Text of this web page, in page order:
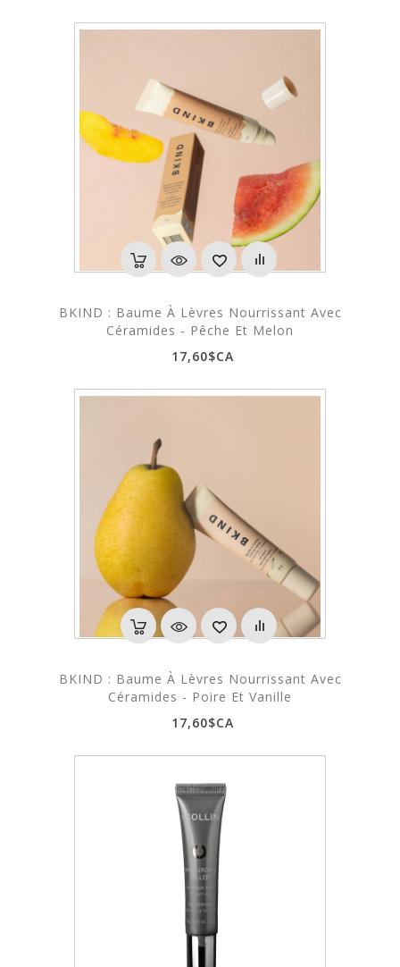
BKIND : Baume À Lèvres Nourrissant Avec
Céramides - Pêche Et Melon
17,60$CA
BKIND : Baume À Lèvres Nourrissant Avec
Céramides - Poire Et Vanille
17,60$CA